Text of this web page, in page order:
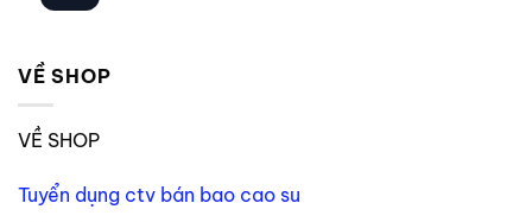
VỀ SHOP
VỀ SHOP
Tuyển dụng ctv bán bao cao su